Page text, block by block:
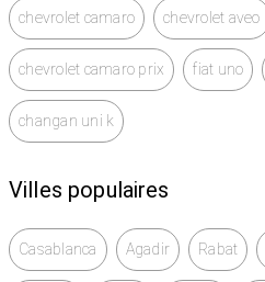
chevrolet camaro chevrolet aveo
chevrolet camaro prix fiat uno
changan uni k
Villes populaires
Casablanca Agadir Rabat